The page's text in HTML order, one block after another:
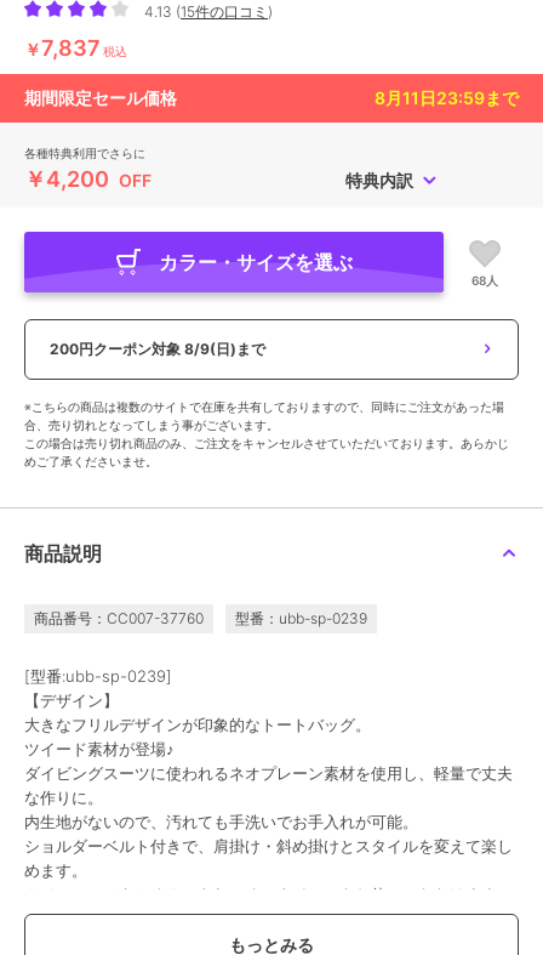
4.13 (15件の口コミ )
￥7,837 税込
期間限定セール価格 8月11日23:59まで
各種特典利用でさらに
￥4,200 OFF 特典内訳
カラー・サイズを選ぶ
68人
200円クーポン対象 8/9(日)まで
※こちらの商品は複数のサイトで在庫を共有しておりますので、同時にご注文があった場
合、売り切れとなってしまう事がございます。
この場合は売り切れ商品のみ、ご注文をキャンセルさせていただいております。あらかじ
めご了承くださいませ。
商品説明
商品番号：CC007-37760 型番：ubb-sp-0239
[型番:ubb-sp-0239]
【デザイン】
大きなフリルデザインが印象的なトートバッグ。
ツイード素材が登場♪
ダイビングスーツに使われるネオプレーン素材を使用し、軽量で丈夫
な作りに。
内生地がないので、汚れても手洗いでお手入れが可能。
ショルダーベルト付きで、肩掛け・斜め掛けとスタイルを変えて楽し
めます。
カジュアルはもちろん、きれいめスタイルにもお使いいただけます。